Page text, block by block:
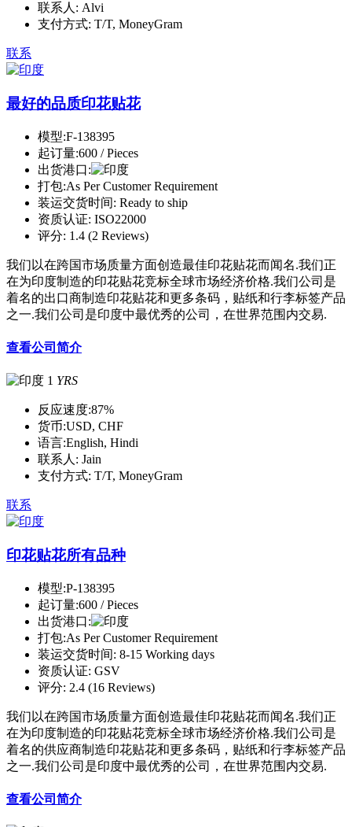
联系人: Alvi
支付方式: T/T, MoneyGram
联系
最好的品质印花贴花
模型:F-138395
起订量:600 / Pieces
出货港口:
打包:As Per Customer Requirement
装运交货时间: Ready to ship
资质认证: ISO22000
评分: 1.4 (2 Reviews)
我们以在跨国市场质量方面创造最佳印花贴花而闻名.我们正
在为印度制造的印花贴花竞标全球市场经济价格.我们公司是
着名的出口商制造印花贴花和更多条码，贴纸和行李标签产品
之一.我们公司是印度中最优秀的公司，在世界范围内交易.
查看公司简介
1 YRS
反应速度:87%
货币:USD, CHF
语言:English, Hindi
联系人: Jain
支付方式: T/T, MoneyGram
联系
印花贴花所有品种
模型:P-138395
起订量:600 / Pieces
出货港口:
打包:As Per Customer Requirement
装运交货时间: 8-15 Working days
资质认证: GSV
评分: 2.4 (16 Reviews)
我们以在跨国市场质量方面创造最佳印花贴花而闻名.我们正
在为印度制造的印花贴花竞标全球市场经济价格.我们公司是
着名的供应商制造印花贴花和更多条码，贴纸和行李标签产品
之一.我们公司是印度中最优秀的公司，在世界范围内交易.
查看公司简介